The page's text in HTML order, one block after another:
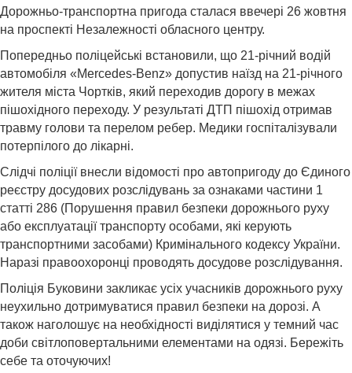
Дорожньо-транспортна пригода сталася ввечері 26 жовтня
на проспекті Незалежності обласного центру.
Попередньо поліцейські встановили, що 21-річний водій
автомобіля «Mercedes-Benz» допустив наїзд на 21-річного
жителя міста Чортків, який переходив дорогу в межах
пішохідного переходу. У результаті ДТП пішохід отримав
травму голови та перелом ребер. Медики госпіталізували
потерпілого до лікарні.
Слідчі поліції внесли відомості про автопригоду до Єдиного
реєстру досудових розслідувань за ознаками частини 1
статті 286 (Порушення правил безпеки дорожнього руху
або експлуатації транспорту особами, які керують
транспортними засобами) Кримінального кодексу України.
Наразі правоохоронці проводять досудове розслідування.
Поліція Буковини закликає усіх учасників дорожнього руху
неухильно дотримуватися правил безпеки на дорозі. А
також наголошує на необхідності виділятися у темний час
доби світлоповертальними елементами на одязі. Бережіть
себе та оточуючих!